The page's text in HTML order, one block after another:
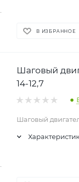
В ИЗБРАННОЕ
Шаговый
14-12,7
Шаговый